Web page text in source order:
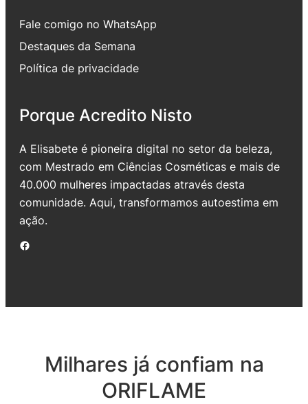
Fale comigo no WhatsApp
Destaques da Semana
Política de privacidade
Porque Acredito Nisto
A Elisabete é pioneira digital no setor da beleza,
com Mestrado em Ciências Cosméticas e mais de
40.000 mulheres impactadas através desta
comunidade. Aqui, transformamos autoestima em
ação.
Facebook
Milhares já confiam na
ORIFLAME